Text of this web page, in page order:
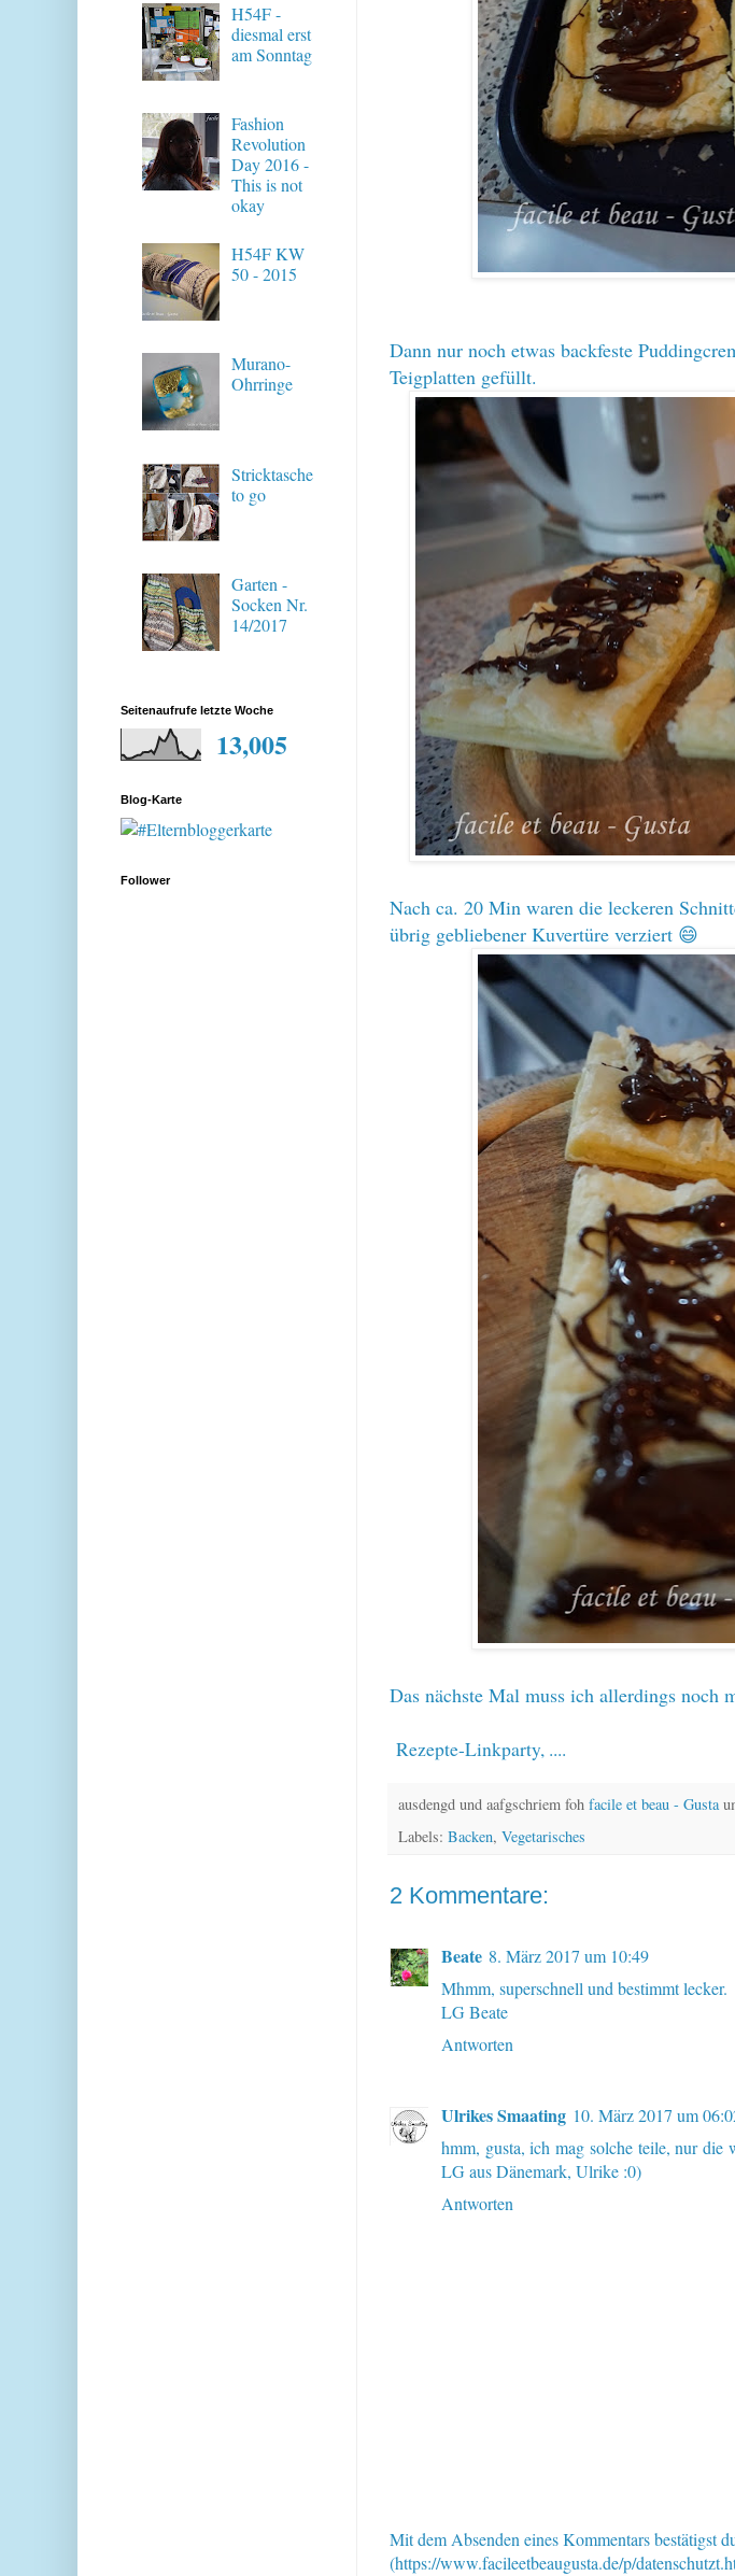
Dann nur noch etwas backfeste
Teigplatten gefüllt.
Nach ca. 20 Min waren die leckeren
übrig gebliebener Kuvertüre verziert 😄
Das nächste Mal muss ich allerdings noch
Rezepte-Linkparty, ....
ausdengd und aafgschriem foh facile et beau - Gusta
Labels: Backen, Vegetarisches
2 Kommentare:
Beate 8. März 2017 um 10:49
Mhmm, superschnell und bestimmt lecker.
LG Beate
Antworten
Ulrikes Smaating 10. März 2017 um
hmm, gusta, ich mag solche teile, nur die
LG aus Dänemark, Ulrike :0)
Antworten
Mit dem Absenden eines Kommentars bestätigst
(https://www.facileetbeaugusta.de/p/
H54F -
diesmal erst
am Sonntag
Fashion
Revolution
Day 2016 -
This is not
okay
H54F KW
50 - 2015
Murano-
Ohrringe
Stricktasche
to go
Garten -
Socken Nr.
14/2017
Seitenaufrufe letzte Woche
13,005
Blog-Karte
Follower